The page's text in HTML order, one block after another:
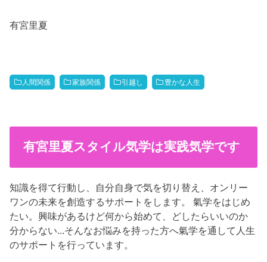
有宮里夏
人間関係 家族関係 引越し 豊かな人生
有宮里夏スタイル気学は実践気学です
知識を得て行動し、自分自身で気を切り替え、オンリー
ワンの未来を創造するサポートをします。 氣学をはじめ
たい。興味があるけど何から始めて、どしたらいいのか
分からない...そんなお悩みを持った方へ氣学を通して人生
のサポートを行っています。